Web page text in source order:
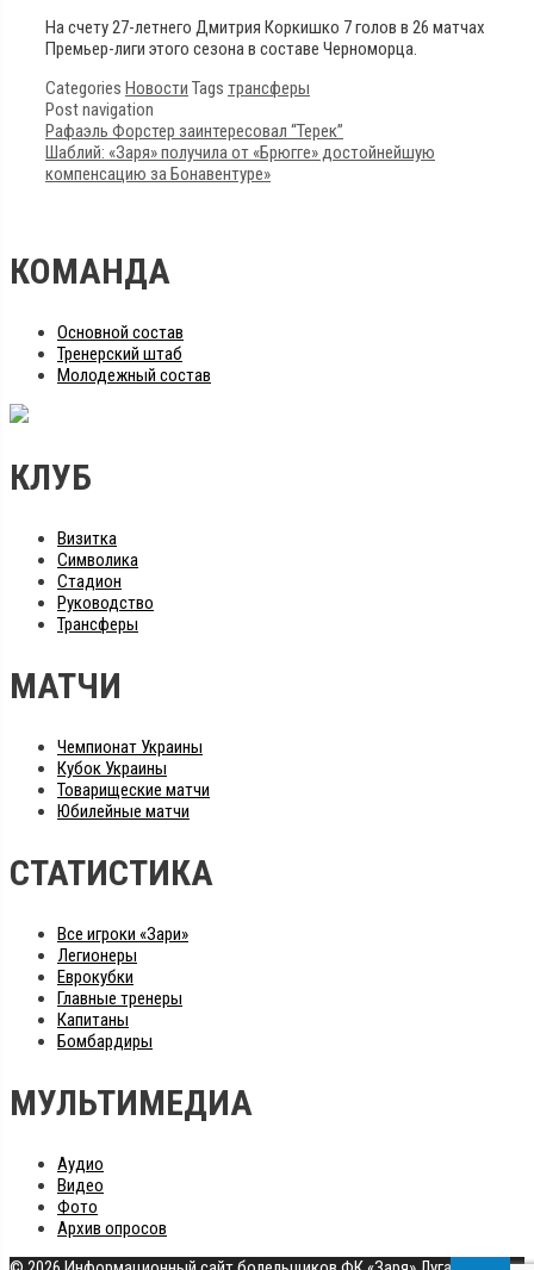
На счету 27-летнего Дмитрия Коркишко 7 голов в 26 матчах
Премьер-лиги этого сезона в составе Черноморца.
Categories Новости Tags трансферы
Post navigation
Рафаэль Форстер заинтересовал “Терек”
Шаблий: «Заря» получила от «Брюгге» достойнейшую
компенсацию за Бонавентуре»
КОМАНДА
Основной состав
Тренерский штаб
Молодежный состав
КЛУБ
Визитка
Символика
Стадион
Руководство
Трансферы
МАТЧИ
Чемпионат Украины
Кубок Украины
Товарищеские матчи
Юбилейные матчи
СТАТИСТИКА
Все игроки «Зари»
Легионеры
Еврокубки
Главные тренеры
Капитаны
Бомбардиры
МУЛЬТИМЕДИА
Аудио
Видео
Фото
Архив опросов